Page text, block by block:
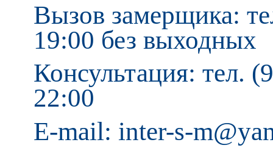
Вызов замерщика:
19:00 без выходных
Консультация: тел.
22:00
E-mail: inter-s-